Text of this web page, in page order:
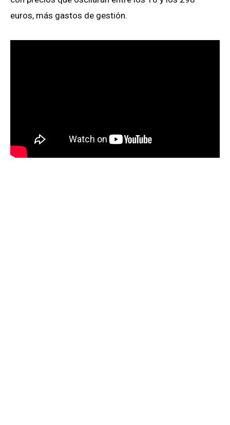
euros, más gastos de gestión.